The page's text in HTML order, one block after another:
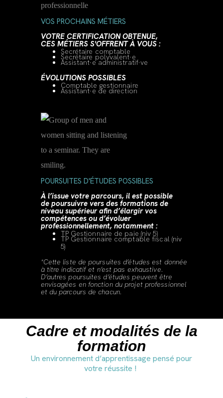
VOS PROCHAINS MÉTIERS
VOTRE CERTIFICATION OBTENUE,
CES MÉTIERS S'OFFRENT À VOUS :
Secrétaire comptable
Secrétaire polyvalent·e
Assistant·e administratif·ve
ÉVOLUTIONS POSSIBLES
Comptable gestionnaire
Assistant·e de direction
POURSUITES D'ÉTUDES POSSIBLES
À l’issue votre parcours, il est possible
de poursuivre vers des formations de
niveau supérieur afin d’élargir vos
compétences ou d’évoluer
professionnellement, notamment :
TP Gestionnaire de paie (niv 5)
TP Gestionnaire comptable fiscal (niv
5)
*Cette liste de poursuites d’études est donnée
à titre indicatif et n’est pas exhaustive.
D’autres poursuites d’études peuvent être
envisagées en fonction du projet professionnel
et du parcours de chacun.
Cadre et modalités de la
formation
Un environnement d’apprentissage pensé pour
votre réussite !